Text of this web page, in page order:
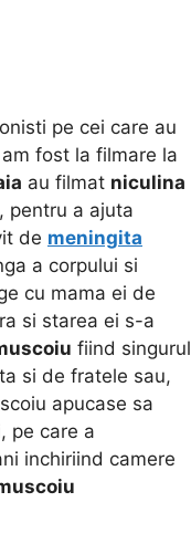
pe cei care au
fost la filmare la
au filmat niculina
pentru a ajuta
de meningita
a corpului si
cu mama ei de
si starea ei s-a
fiind singurul
si de fratele sau,
apucase sa
pe care a
inchiriind camere